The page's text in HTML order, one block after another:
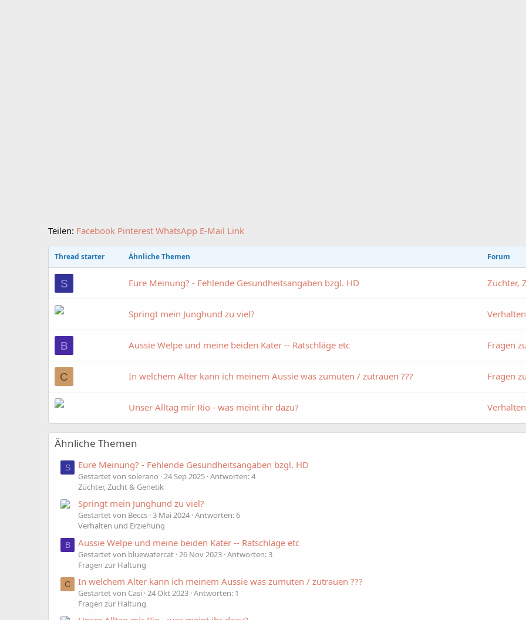
Teilen: Facebook Pinterest WhatsApp E-Mail Link
Thread starter Ähnliche Themen Forum
S Eure Meinung? - Fehlende Gesundheitsangaben bzgl. HD Züchter,
Springt mein Junghund zu viel?
B Aussie Welpe und meine beiden Kater -- Ratschläge etc Fragen
C In welchem Alter kann ich meinem Aussie was zumuten / zutrauen ??? Fragen
Unser Alltag mir Rio - was meint ihr dazu?
Ähnliche Themen
S Eure Meinung? - Fehlende Gesundheitsangaben bzgl. HD
Gestartet von solerano 24 Sep 2025 Antworten: 4
Züchter, Zucht & Genetik
Springt mein Junghund zu viel?
Gestartet von Beccs 3 Mai 2024 Antworten: 6
Verhalten und Erziehung
B Aussie Welpe und meine beiden Kater -- Ratschläge etc
Gestartet von bluewatercat 26 Nov 2023 Antworten: 3
Fragen zur Haltung
C In welchem Alter kann ich meinem Aussie was zumuten / zutrauen ???
Gestartet von Casi 24 Okt 2023 Antworten: 1
Fragen zur Haltung